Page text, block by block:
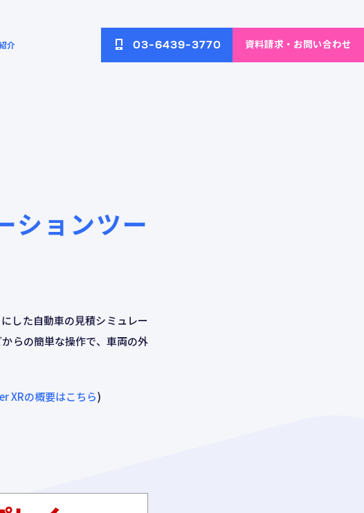
ECサイト向けAIソリューション
3Dストリーミング
ドゲームの配信ソリ
ョン
介 03-6439-3770 資料請求・お問い合わせ
ションツー
した自動車の見積シミュレー
らの簡単な操作で、車両の外
XRの概要はこちら)